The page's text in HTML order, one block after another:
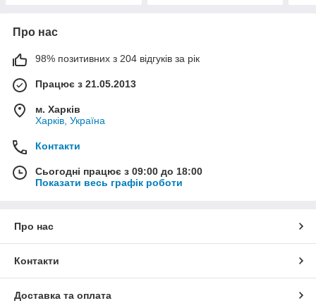
Про нас
98% позитивних з 204 відгуків за рік
Працює з 21.05.2013
м. Харків
Харків, Україна
Контакти
Сьогодні працює з 09:00 до 18:00
Показати весь графік роботи
Про нас
Контакти
Доставка та оплата